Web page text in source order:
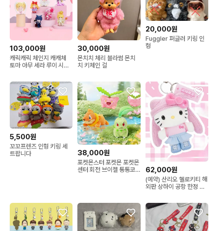
103,000원
캐릭캐릭 체인지 캐캐체
토마 아무 세라 루이 시아
30,000원
몬치치 체리 블라썸 몬치
치 키체인 걸
20,000원
Fuggler 퍼글러 키링 인
형
5,500원
꼬꼬프렌즈 인형 키링 세
트팝니다
38,000원
포켓몬스터 포켓몬 포켓몬
센터 회전 브이젤 통통코
62,000원
(예약) 산리오 헬로키티 해
외판 상하이 공항 한정 롭